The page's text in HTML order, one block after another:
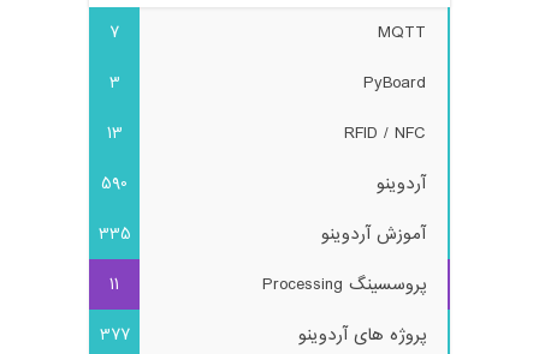
MQTT
7
PyBoard
3
RFID / NFC
13
آردوینو
590
آموزش آردوینو
335
پروسسینگ Processing
11
پروژه های آردوینو
377